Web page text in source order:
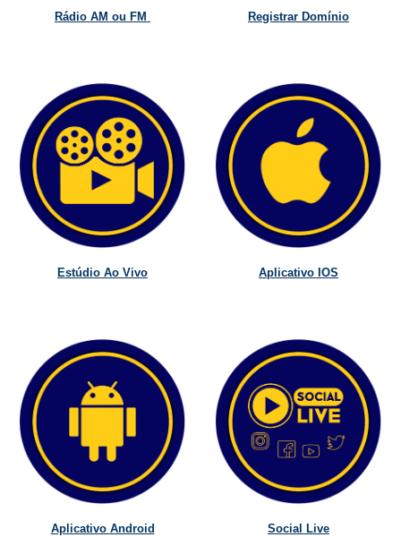
Rádio AM ou FM Registrar Domínio
Estúdio Ao Vivo Aplicativo IOS
Aplicativo Android Social Live